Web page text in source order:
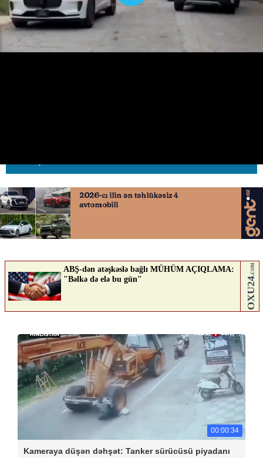
00:00:34
Kameraya düşən dəhşət: Tanker sürücüsü piyadanı